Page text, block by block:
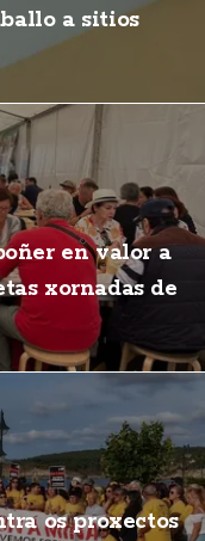
a sitios
en valor a
xornadas de
os proxectos